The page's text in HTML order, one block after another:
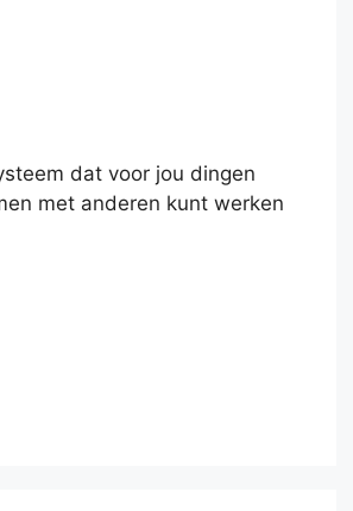
dat voor jou dingen
met anderen kunt werken